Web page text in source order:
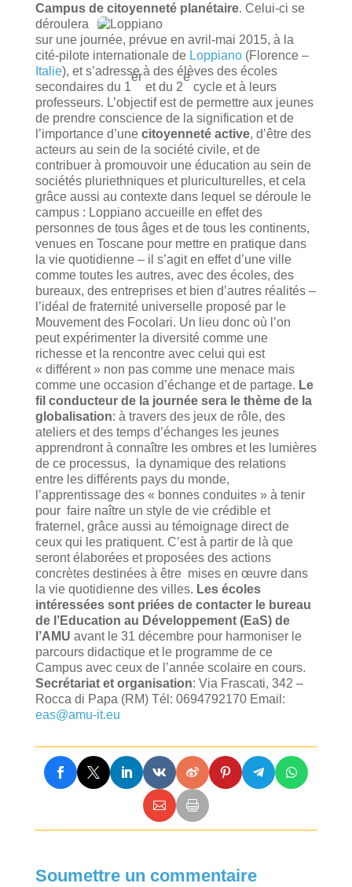
Campus de citoyenneté planétaire. Celui-ci se
déroulera
sur une journée, prévue en avril-mai 2015, à la
cité-pilote internationale de Loppiano(Florence –
Italie), et s’adresse à des élèves des écoles
secondaires du 1
er
et du 2
e
cycle et à leurs
professeurs. L’objectif est de permettre aux jeunes
de prendre conscience de la signification et de
l’importance d’une citoyenneté active, d’être des
acteurs au sein de la société civile, et de
contribuer à promouvoir une éducation au sein de
sociétés pluriethniques et pluriculturelles, et cela
grâce aussi au contexte dans lequel se déroule le
campus : Loppiano accueille en effet des
personnes de tous âges et de tous les continents,
venues en Toscane pour mettre en pratique dans
la vie quotidienne – il s’agit en effet d’une ville
comme toutes les autres, avec des écoles, des
bureaux, des entreprises et bien d’autres réalités –
l’idéal de fraternité universelle proposé par le
Mouvement des Focolari. Un lieu donc où l’on
peut expérimenter la diversité comme une
richesse et la rencontre avec celui qui est
« différent » non pas comme une menace mais
comme une occasion d’échange et de partage. Le
fil conducteur de la journée sera le thème de la
globalisation: à travers des jeux de rôle, des
ateliers et des temps d’échanges les jeunes
apprendront à connaître les ombres et les lumières
de ce processus, la dynamique des relations
entre les différents pays du monde,
l’apprentissage des « bonnes conduites » à tenir
pour faire naître un style de vie crédible et
fraternel, grâce aussi au témoignage direct de
ceux qui les pratiquent. C’est à partir de là que
seront élaborées et proposées des actions
concrètes destinées à être mises en œuvre dans
la vie quotidienne des villes. Les écoles
intéressées sont priées de contacter le bureau
de l’Education au Développement (EaS) de
l’AMU avant le 31 décembre pour harmoniser le
parcours didactique et le programme de ce
Campus avec ceux de l’année scolaire en cours.
Secrétariat et organisation: Via Frascati, 342 –
Rocca di Papa (RM) Tél: 0694792170 Email:
eas@amu-it.eu
Soumettre un commentaire